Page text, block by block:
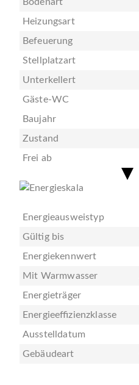
Heizungsart
Befeuerung
Stellplatzart
Unterkellert
Gäste-WC
Baujahr
Zustand
Frei ab
Energieausweistyp
Gültig bis
Energiekennwert
Mit Warmwasser
Energieträger
Energieeffizienzklasse
Ausstelldatum
Gebäudeart